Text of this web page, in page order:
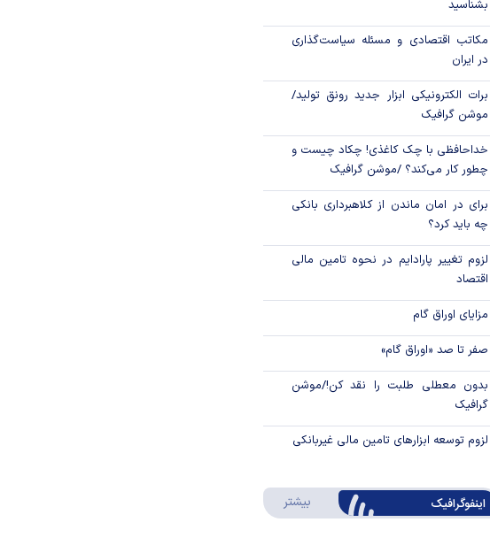
پایان هفته کاری بورس با شکستن سقف
۵.۴ میلیون واحد
پرداخت بدون کارت با «پی‌پاد»؛ تجربه‌ای
سریع، امن و هوشمند در خریدهای
حضوری
بشناسید
مکاتب اقتصادی و مسئله سیاست‌گذاری
در ایران
برات الکترونیکی ابزار جدید رونق تولید/
موشن گرافیک
خداحافظی با چک کاغذی! چکاد چیست و
چطور کار می‌کند؟ /موشن گرافیک
برای در امان ماندن از کلاهبرداری بانکی
چه باید کرد؟
لزوم تغییر پارادایم در نحوه تامین مالی
اقتصاد
مزایای اوراق گام
صفر تا صد «اوراق گام»
بدون معطلی طلبت را نقد کن!/موشن
گرافیک
لزوم توسعه ابزارهای تامین مالی غیربانکی
اینفوگرافیک بیشتر درباره اینفوگرافیک